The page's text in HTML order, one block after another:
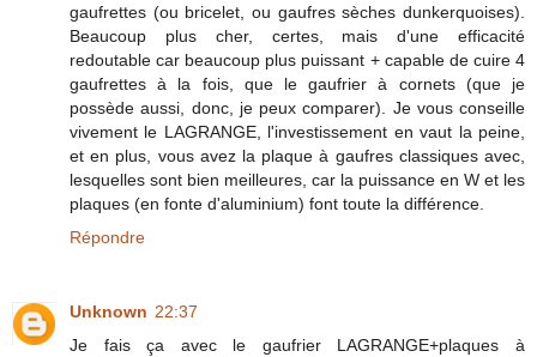
gaufrettes (ou bricelet, ou gaufres sèches dunkerquoises).
Beaucoup plus cher, certes, mais d'une efficacité
redoutable car beaucoup plus puissant + capable de cuire 4
gaufrettes à la fois, que le gaufrier à cornets (que je
possède aussi, donc, je peux comparer). Je vous conseille
vivement le LAGRANGE, l'investissement en vaut la peine,
et en plus, vous avez la plaque à gaufres classiques avec,
lesquelles sont bien meilleures, car la puissance en W et les
plaques (en fonte d'aluminium) font toute la différence.
Répondre
Unknown 22:37
Je fais ça avec le gaufrier LAGRANGE+plaques à